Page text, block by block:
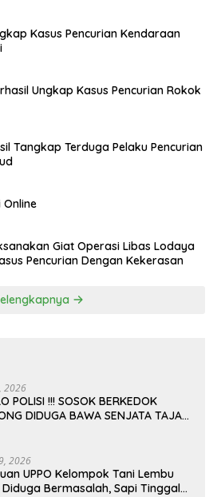
Kasus Pencurian Kendaraan
Ungkap Kasus Pencurian Rokok
Tangkap Terduga Pelaku Pencurian
Giat Operasi Libas Lodaya
Pencurian Dengan Kekerasan
2026
POLISI !!! SOSOK BERKEDOK
DIDUGA BAWA SENJATA TAJAM
2026
UPPO Kelompok Tani Lembu
Diduga Bermasalah, Sapi Tinggal